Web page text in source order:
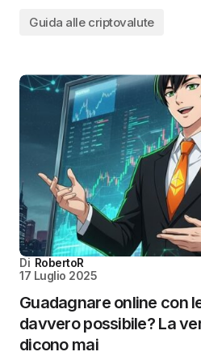
Guida alle criptovalute
Di RobertoR
17 Luglio 2025
Guadagnare online con
davvero possibile? La
dicono mai